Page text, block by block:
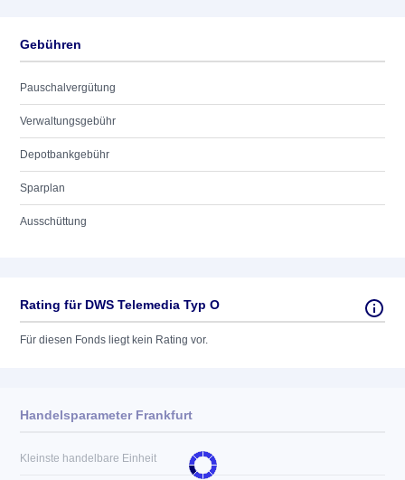
Gebühren
Pauschalvergütung
Verwaltungsgebühr
Depotbankgebühr
Sparplan
Ausschüttung
Rating für DWS Telemedia Typ O
Für diesen Fonds liegt kein Rating vor.
Handelsparameter Frankfurt
Kleinste handelbare Einheit